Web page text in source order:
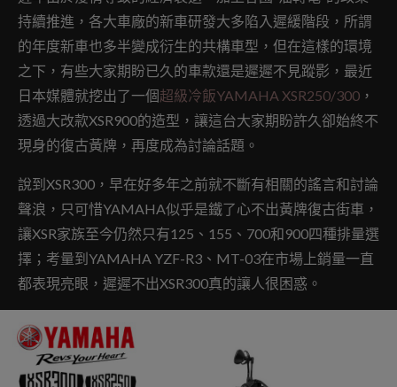
持續推進，各大車廠的新車研發大多陷入遲緩階段，所謂
的年度新車也多半變成衍生的共構車型，但在這樣的環境
之下，有些大家期盼已久的車款還是遲遲不見蹤影，最近
日本媒體就挖出了一個超級冷飯YAMAHA XSR250/300 ，
透過大改款XSR900的造型，讓這台大家期盼許久卻始終不
現身的復古黃牌，再度成為討論話題。
說到XSR300，早在好多年之前就不斷有相關的謠言和討論
聲浪，只可惜YAMAHA似乎是鐵了心不出黃牌復古街車，
讓XSR家族至今仍然只有125、155、700和900四種排量選
擇；考量到YAMAHA YZF-R3、MT-03在市場上銷量一直
都表現亮眼，遲遲不出XSR300真的讓人很困惑。